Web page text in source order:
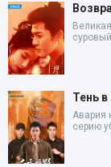
Тень в
Авария
серию